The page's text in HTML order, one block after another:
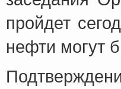
пройдет
нефти могут